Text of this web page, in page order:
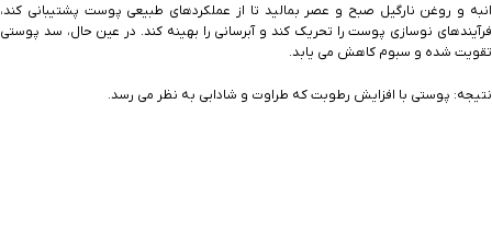
انبه و روغن نارگیل صبح و عصر بمالید تا از عملکردهای طبیعی پوست پشتیبانی کند،
فرآیندهای نوسازی پوست را تحریک کند و آبرسانی را بهینه کند. در عین حال، سد پوستی
تقویت شده و سبوم کاهش می یابد.
نتیجه: پوستی با افزایش رطوبت که طراوت و شادابی به نظر می رسد.